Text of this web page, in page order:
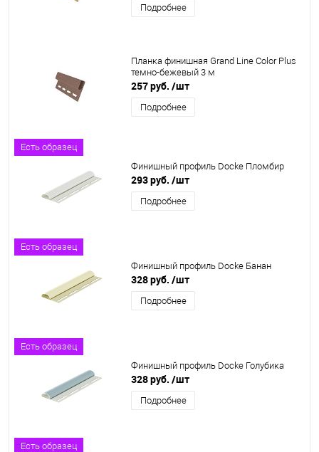
Подробнее
Планка финишная Grand Line Color Plus
темно-бежевый 3 м
257 руб. /шт
Подробнее
Есть образец
Финишный профиль Docke Пломбир
293 руб. /шт
Подробнее
Есть образец
Финишный профиль Docke Банан
328 руб. /шт
Подробнее
Есть образец
Финишный профиль Docke Голубика
328 руб. /шт
Подробнее
Есть образец